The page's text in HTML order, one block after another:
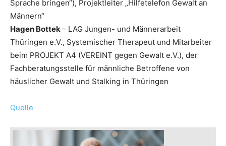
Sprache bringen“), Projektleiter „Hilfetelefon Gewalt an
Männern“
Hagen Bottek– LAG Jungen- und Männerarbeit
Thüringen e.V., Systemischer Therapeut und Mitarbeiter
beim PROJEKT A4 (VEREINT gegen Gewalt e.V.), der
Fachberatungsstelle für männliche Betroffene von
häuslicher Gewalt und Stalking in Thüringen
Quelle